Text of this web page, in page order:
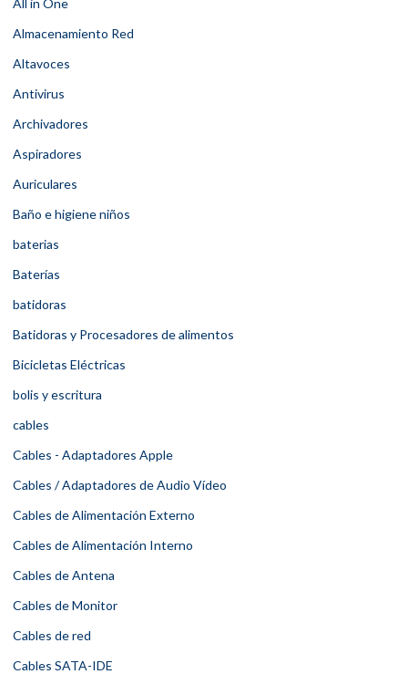
Almacenamiento Red
Altavoces
Antivirus
Archivadores
Aspiradores
Auriculares
Baño e higiene niños
baterias
Baterías
batidoras
Batidoras y Procesadores de alimentos
Bicicletas Eléctricas
bolis y escritura
cables
Cables - Adaptadores Apple
Cables / Adaptadores de Audio Vídeo
Cables de Alimentación Externo
Cables de Alimentación Interno
Cables de Antena
Cables de Monitor
Cables de red
Cables SATA-IDE